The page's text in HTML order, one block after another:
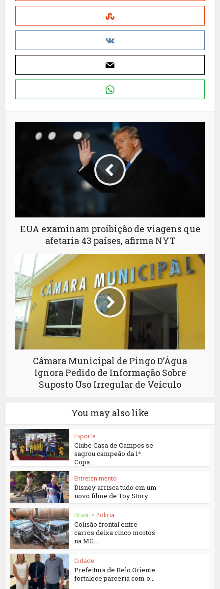
EUA examinam proibição de viagens que
afetaria 43 países, afirma NYT
Câmara Municipal de Pingo D’Água
Ignora Pedido de Informação Sobre
Suposto Uso Irregular de Veículo
You may also like
Esporte
Clube Casa de Campos se
sagrou campeão da 1ª
Copa...
Entretenimento
Disney arrisca tudo em um
novo filme de Toy Story
Brasil • Policia
Colisão frontal entre
carros deixa cinco mortos
na MG...
Cidade
Prefeitura de Belo Oriente
fortalece parceria com o...